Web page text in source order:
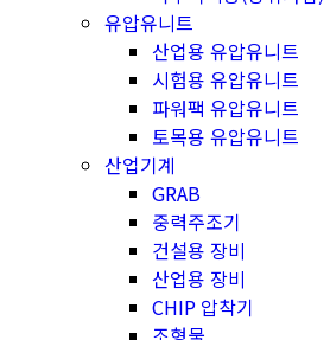
유압유니트
산업용 유압유니트
시험용 유압유니트
파워팩 유압유니트
토목용 유압유니트
산업기계
GRAB
중력주조기
건설용 장비
산업용 장비
CHIP 압착기